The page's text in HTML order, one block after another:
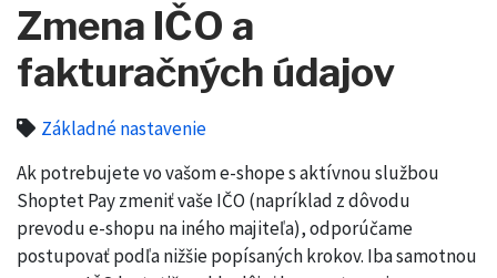
Zmena IČO a
fakturačných údajov
Základné nastavenie
Ak potrebujete vo vašom e-shope s aktívnou službou
Shoptet Pay zmeniť vaše IČO (napríklad z dôvodu
prevodu e-shopu na iného majiteľa), odporúčame
postupovať podľa nižšie popísaných krokov. Iba samotnou